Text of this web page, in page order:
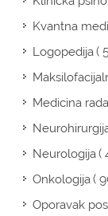
Kvantna
Logopedija(
Medicina rada
Neurologija(
Onkologija(
Oporavak